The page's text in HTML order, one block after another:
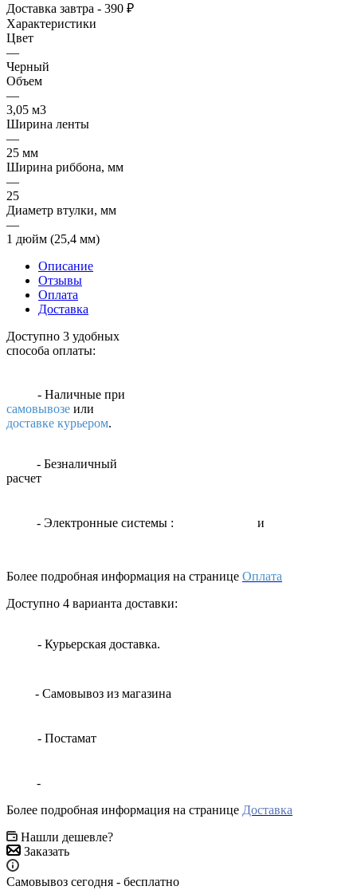
Доставка завтра - 390 ₽
Характеристики
Цвет
—
Черный
Объем
—
3,05 м3
Ширина ленты
—
25 мм
Ширина риббона, мм
—
25
Диаметр втулки, мм
—
1 дюйм (25,4 мм)
Описание
Отзывы
Оплата
Доставка
Доступно 3 удобных
способа оплаты:
- Наличные при
самовывозе или
доставке курьером.
- Безналичный
расчет
- Электронные системы : и
Более подробная информация на странице Оплата
Доступно 4 варианта доставки:
- Курьерская доставка.
- Самовывоз из магазина
- Постамат
-
Более подробная информация на странице Доставка
Нашли дешевле?
Заказать
Самовывоз сегодня - бесплатно